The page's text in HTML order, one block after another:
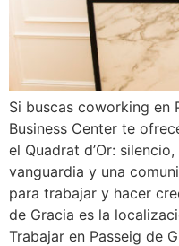
Si buscas coworking en
Business Center te
el Quadrat d’Or:
vanguardia y una
para trabajar y hacer
de Gracia es la
Trabajar en Passeig de